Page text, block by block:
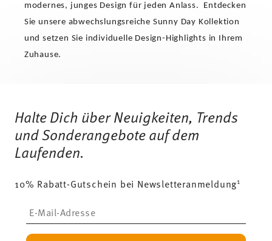
modernes, junges Design für jeden Anlass. Entdecken
Sie unsere abwechslungsreiche Sunny Day Kollektion
und setzen Sie individuelle Design-Highlights in Ihrem
Zuhause.
Halte Dich über Neuigkeiten, Trends
und Sonderangebote auf dem
Laufenden.
10% Rabatt-Gutschein bei Newsletteranmeldung1